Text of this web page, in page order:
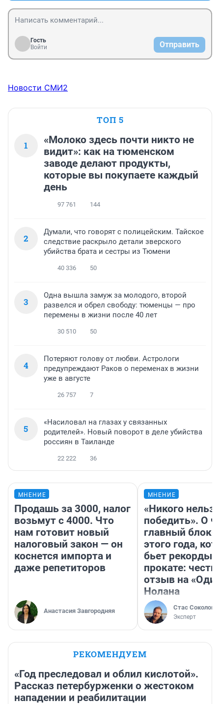
Гость
Войти
Отправить
Новости СМИ2
ТОП 5
1
«Молоко здесь почти никто не
видит»: как на тюменском
заводе делают продукты,
которые вы покупаете каждый
день
97 761 144
2
Думали, что говорят с полицейским. Тайское
следствие раскрыло детали зверского
убийства брата и сестры из Тюмени
40 336 50
3
Одна вышла замуж за молодого, второй
развелся и обрел свободу: тюменцы — про
перемены в жизни после 40 лет
30 510 50
4
Потеряют голову от любви. Астрологи
предупреждают Раков о переменах в жизни
уже в августе
26 757 7
5
«Насиловал на глазах у связанных
родителей». Новый поворот в деле убийства
россиян в Таиланде
22 222 36
МНЕНИЕ
Продашь за 3000, налог
возьмут с 4000. Что
нам готовит новый
налоговый закон — он
коснется импорта и
даже репетиторов
Анастасия Завгородняя
МНЕНИЕ
«Никого нельзя
победить». О
главный
этого года,
бьет рекорды в
прокате:
отзыв на
Нолана
Стас Соколов
Эксперт
РЕКОМЕНДУЕМ
«Год преследовал и облил кислотой».
Рассказ петербурженки о жестоком
нападении и реабилитации